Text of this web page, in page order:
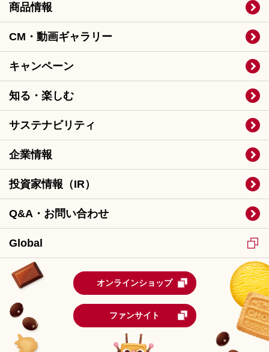
商品情報
CM・動画ギャラリー
キャンペーン
知る・楽しむ
サステナビリティ
企業情報
投資家情報（IR）
Q&A・お問い合わせ
Global
オンラインショップ
ファンサイト